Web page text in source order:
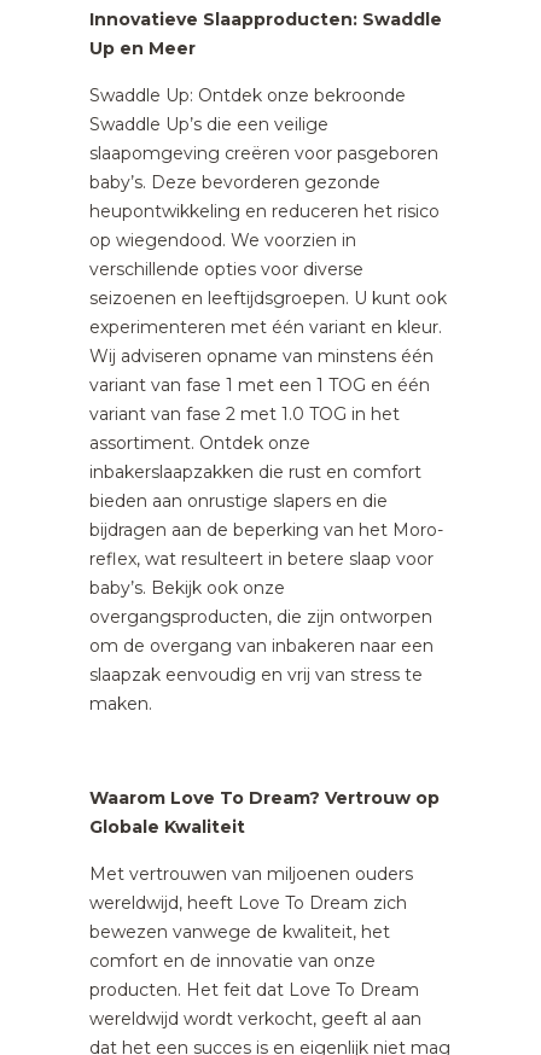
Innovatieve Slaapproducten: Swaddle
Up en Meer
Swaddle Up: Ontdek onze bekroonde
Swaddle Up’s die een veilige
slaapomgeving creëren voor pasgeboren
baby’s. Deze bevorderen gezonde
heupontwikkeling en reduceren het risico
op wiegendood. We voorzien in
verschillende opties voor diverse
seizoenen en leeftijdsgroepen. U kunt ook
experimenteren met één variant en kleur.
Wij adviseren opname van minstens één
variant van fase 1 met een 1 TOG en één
variant van fase 2 met 1.0 TOG in het
assortiment. Ontdek onze
inbakerslaapzakken die rust en comfort
bieden aan onrustige slapers en die
bijdragen aan de beperking van het Moro-
reflex, wat resulteert in betere slaap voor
baby’s. Bekijk ook onze
overgangsproducten, die zijn ontworpen
om de overgang van inbakeren naar een
slaapzak eenvoudig en vrij van stress te
maken.
Waarom Love To Dream? Vertrouw op
Globale Kwaliteit
Met vertrouwen van miljoenen ouders
wereldwijd, heeft Love To Dream zich
bewezen vanwege de kwaliteit, het
comfort en de innovatie van onze
producten. Het feit dat Love To Dream
wereldwijd wordt verkocht, geeft al aan
dat het een succes is en eigenlijk niet mag